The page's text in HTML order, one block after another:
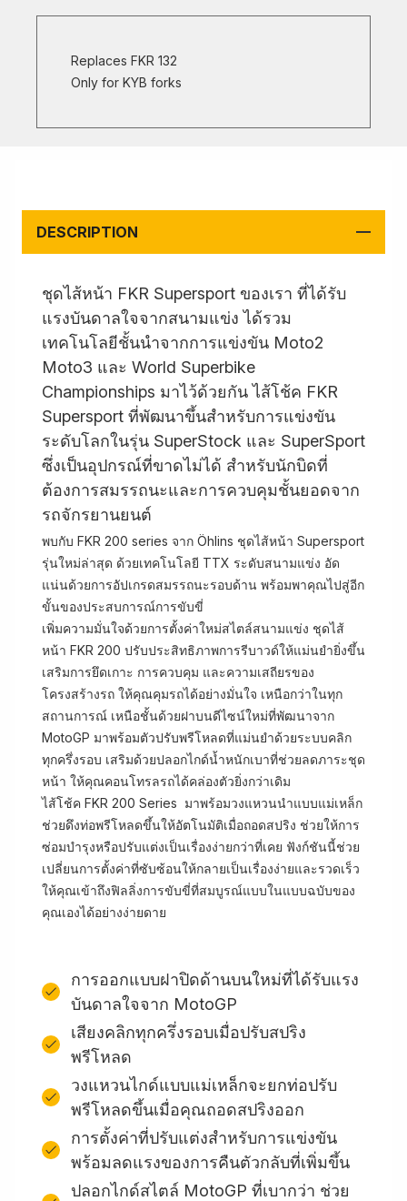
Replaces FKR 132
Only for KYB forks
DESCRIPTION
ชุดไส้หน้า FKR Supersport ของเรา ที่ได้รับ
แรงบันดาลใจจากสนามแข่ง ได้รวม
เทคโนโลยีชั้นนำจากการแข่งขัน Moto2
Moto3 และ World Superbike
Championships มาไว้ด้วยกัน ไส้โช้ค FKR
Supersport ที่พัฒนาขึ้นสำหรับการแข่งขัน
ระดับโลกในรุ่น SuperStock และ SuperSport
ซึ่งเป็นอุปกรณ์ที่ขาดไม่ได้ สำหรับนักบิดที่
ต้องการสมรรถนะและการควบคุมชั้นยอดจาก
รถจักรยานยนต์
พบกับ FKR 200 series จาก Öhlins ชุดไส้หน้า Supersport
รุ่นใหม่ล่าสุด ด้วยเทคโนโลยี TTX ระดับสนามแข่ง อัด
แน่นด้วยการอัปเกรดสมรรถนะรอบด้าน พร้อมพาคุณไปสู่อีก
ขั้นของประสบการณ์การขับขี่
เพิ่มความมั่นใจด้วยการตั้งค่าใหม่สไตล์สนามแข่ง ชุดไส้
หน้า FKR 200 ปรับประสิทธิภาพการรีบาวด์ให้แม่นยำยิ่งขึ้น
เสริมการยึดเกาะ การควบคุม และความเสถียรของ
โครงสร้างรถ ให้คุณคุมรถได้อย่างมั่นใจ เหนือกว่าในทุก
สถานการณ์ เหนือชั้นด้วยฝาบนดีไซน์ใหม่ที่พัฒนาจาก
MotoGP มาพร้อมตัวปรับพรีโหลดที่แม่นยำด้วยระบบคลิก
ทุกครึ่งรอบ เสริมด้วยปลอกไกด์น้ำหนักเบาที่ช่วยลดภาระชุด
หน้า ให้คุณคอนโทรลรถได้คล่องตัวยิ่งกว่าเดิม
ไส้โช้ค FKR 200 Series มาพร้อมวงแหวนนำแบบแม่เหล็ก
ช่วยดึงท่อพรีโหลดขึ้นให้อัตโนมัติเมื่อถอดสปริง ช่วยให้การ
ซ่อมบำรุงหรือปรับแต่งเป็นเรื่องง่ายกว่าที่เคย ฟังก์ชันนี้ช่วย
เปลี่ยนการตั้งค่าที่ซับซ้อนให้กลายเป็นเรื่องง่ายและรวดเร็ว
ให้คุณเข้าถึงฟิลลิ่งการขับขี่ที่สมบูรณ์แบบในแบบฉบับของ
คุณเองได้อย่างง่ายดาย
การออกแบบฝาปิดด้านบนใหม่ที่ได้รับแรง
บันดาลใจจาก MotoGP
เสียงคลิกทุกครึ่งรอบเมื่อปรับสปริง
พรีโหลด
วงแหวนไกด์แบบแม่เหล็กจะยกท่อปรับ
พรีโหลดขึ้นเมื่อคุณถอดสปริงออก
การตั้งค่าที่ปรับแต่งสำหรับการแข่งขัน
พร้อมลดแรงของการคืนตัวกลับที่เพิ่มขึ้น
ปลอกไกด์สไตล์ MotoGP ที่เบากว่า ช่วย